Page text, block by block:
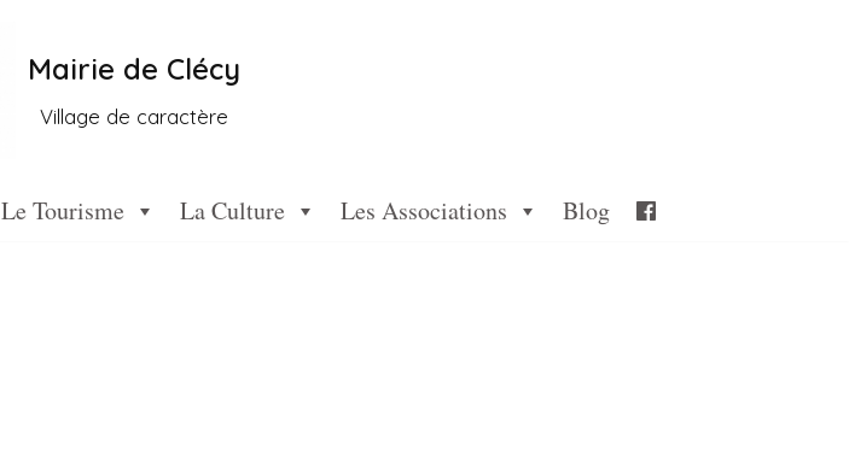
Mairie de Clécy
Village de caractère
Le Tourisme La Culture Les Associations Blog